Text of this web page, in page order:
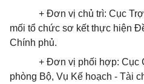
+ Đơn vị chủ trì: Cục
mối tổ chức sơ kết thực hiện
Chính phủ.
+ Đơn vị phối hợp: Cục
phòng Bộ, Vụ Kế hoạch - Tài